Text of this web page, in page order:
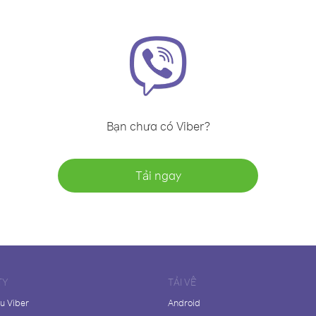
Bạn chưa có Viber?
Tải ngay
Viber
TẢI VỀ
Android